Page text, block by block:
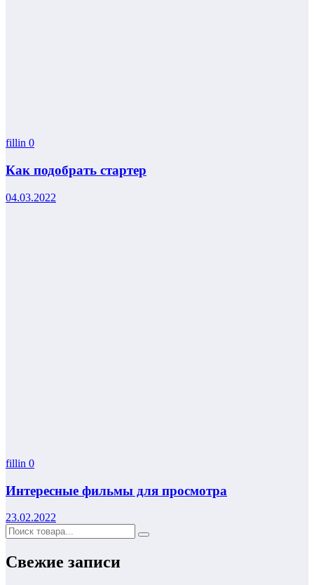
fillin 0
Как подобрать стартер
04.03.2022
fillin 0
Интересные фильмы для просмотра
23.02.2022
Свежие записи